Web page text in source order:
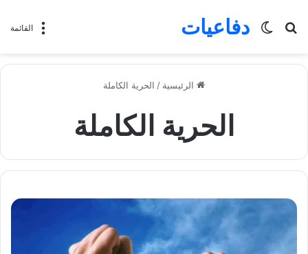
القائمة دفاعيات
بحث
الوضع
الرئيسية / الحرية الكاملة
الحرية الكاملة